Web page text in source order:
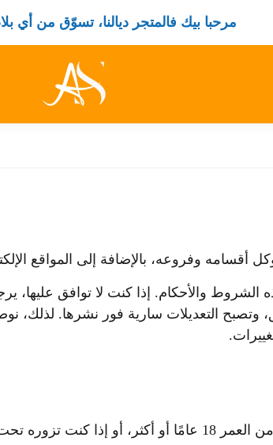
مرحبا بيك فالمتجر ديالنا، تسوّق من أي
وفروعه، بالإضافة إلى المواقع
الشروط والأحكام. إذا كنت لا توافق
التعديلات سارية فور نشرها. لذلك،
أو الوصي القانوني.